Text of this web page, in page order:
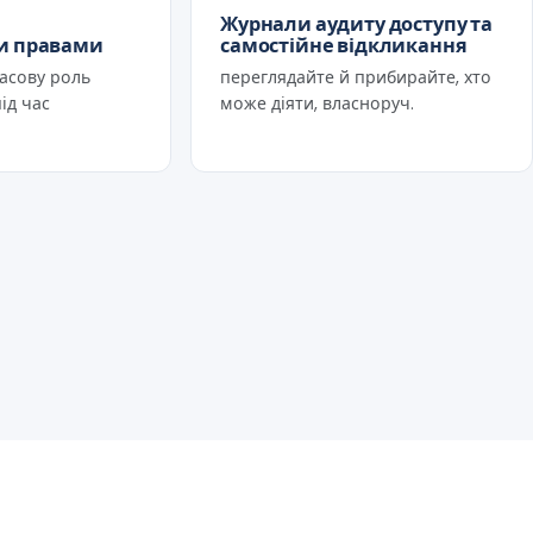
правами
роль
час
Журнали аудиту доступу та
самостійне відкликання
переглядайте й прибирайте, хто
може діяти, власноруч.